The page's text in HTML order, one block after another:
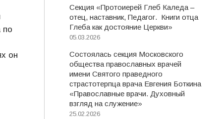
по
он
Секция «Протоиерей Глеб Каледа –
отец, наставник, Педагог. Книги отца
Глеба как достояние Церкви»
05.03.2026
Состоялась секция Московского
общества православных врачей
имени Святого праведного
страстотерпца врача Евгения Боткина
«Православные врачи. Духовный
взгляд на служение»
25.02.2026